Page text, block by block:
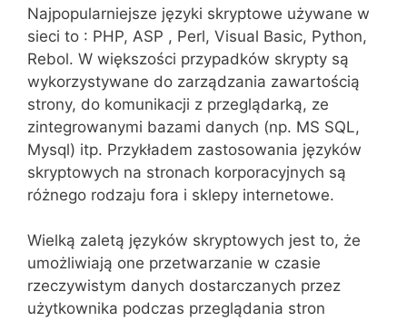
Najpopularniejsze języki skryptowe używane w
sieci to : PHP, ASP , Perl, Visual Basic, Python,
Rebol. W większości przypadków skrypty są
wykorzystywane do zarządzania zawartością
strony, do komunikacji z przeglądarką, ze
zintegrowanymi bazami danych (np. MS SQL,
Mysql) itp. Przykładem zastosowania języków
skryptowych na stronach korporacyjnych są
różnego rodzaju fora i sklepy internetowe.
Wielką zaletą języków skryptowych jest to, że
umożliwiają one przetwarzanie w czasie
rzeczywistym danych dostarczanych przez
użytkownika podczas przeglądania stron